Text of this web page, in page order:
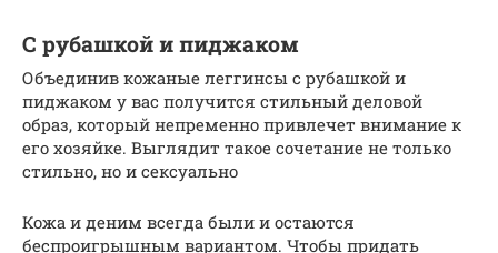
С рубашкой и пиджаком
Объединив кожаные леггинсы с рубашкой и
пиджаком у вас получится стильный деловой
образ, который непременно привлечет внимание к
его хозяйке. Выглядит такое сочетание не только
стильно, но и сексуально
Кожа и деним всегда были и остаются
беспроигрышным вариантом. Чтобы придать